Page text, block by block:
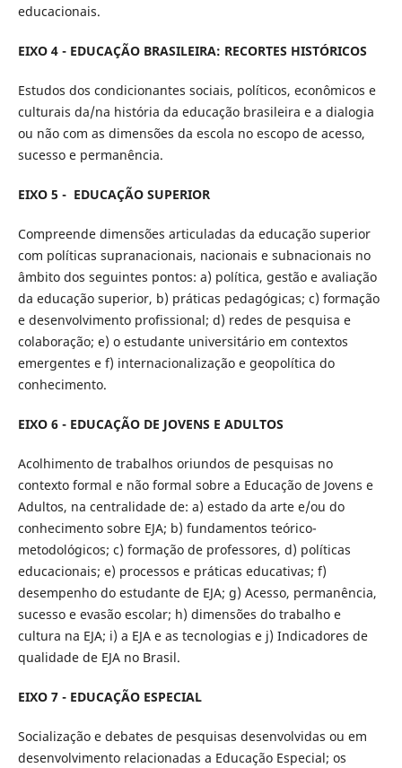
educacionais.
EIXO 4 - EDUCAÇÃO BRASILEIRA: RECORTES HISTÓRICOS
Estudos dos condicionantes sociais, políticos, econômicos e
culturais da/na história da educação brasileira e a dialogia
ou não com as dimensões da escola no escopo de acesso,
sucesso e permanência.
EIXO 5 - EDUCAÇÃO SUPERIOR
Compreende dimensões articuladas da educação superior
com políticas supranacionais, nacionais e subnacionais no
âmbito dos seguintes pontos: a) política, gestão e avaliação
da educação superior, b) práticas pedagógicas; c) formação
e desenvolvimento profissional; d) redes de pesquisa e
colaboração; e) o estudante universitário em contextos
emergentes e f) internacionalização e geopolítica do
conhecimento.
EIXO 6 - EDUCAÇÃO DE JOVENS E ADULTOS
Acolhimento de trabalhos oriundos de pesquisas no
contexto formal e não formal sobre a Educação de Jovens e
Adultos, na centralidade de: a) estado da arte e/ou do
conhecimento sobre EJA; b) fundamentos teórico-
metodológicos; c) formação de professores, d) políticas
educacionais; e) processos e práticas educativas; f)
desempenho do estudante de EJA; g) Acesso, permanência,
sucesso e evasão escolar; h) dimensões do trabalho e
cultura na EJA; i) a EJA e as tecnologias e j) Indicadores de
qualidade de EJA no Brasil.
EIXO 7 - EDUCAÇÃO ESPECIAL
Socialização e debates de pesquisas desenvolvidas ou em
desenvolvimento relacionadas a Educação Especial; os